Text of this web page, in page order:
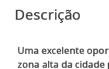
Descrição
Uma excelente
zona alta da